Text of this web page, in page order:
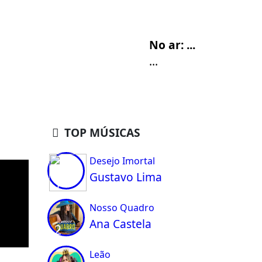
No ar: ...
...
TOP MÚSICAS
1
Desejo Imortal
Gustavo Lima
2
Nosso Quadro
Ana Castela
Leão